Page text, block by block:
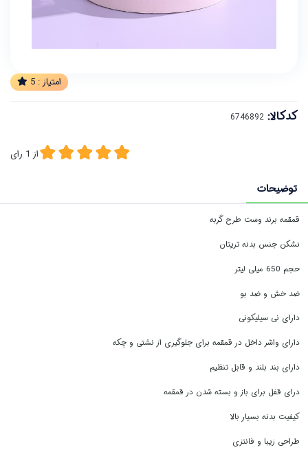
امتیاز : 5
کدکالا:
از 1 رای
توضیحات
قمقمه برند وست طرح گربه
نشکن جنس بدنه تریتان
حجم 650 میلی لیتر
ضد خش و ضد بو
دارای نی سیلیکونی
دارای واشر داخل در قمقمه برای جلوگیری از نشتی و چکه
دارای بند بلند و قابل تنظیم
درای قفل برای باز و بسته شدن در قمقمه
کیفیت بدنه بسیار بالا
طراحی زیبا و فانتزی